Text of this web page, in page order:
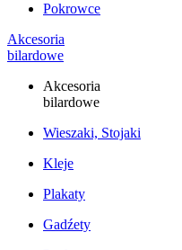
Pokrowce
Akcesoria
bilardowe
Akcesoria
bilardowe
Wieszaki, Stojaki
Kleje
Plakaty
Gadźety